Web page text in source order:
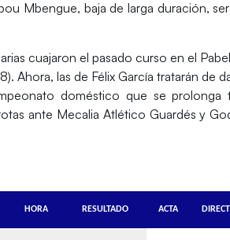
Mbengue, baja de larga duración,
cuajaron el pasado curso en el
Ahora, las de Félix García tratarán de
doméstico que se prolonga
ante Mecalia Atlético Guardés y
HORA RESULTADO ACTA